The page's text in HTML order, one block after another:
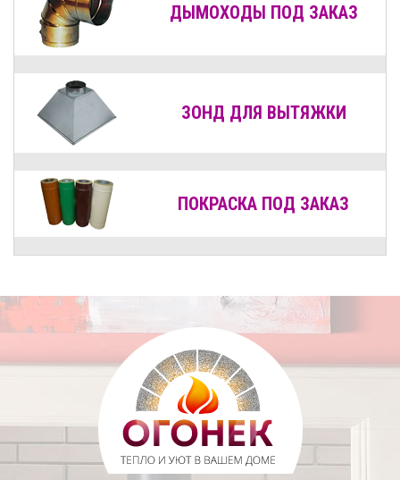
ДЫМОХОДЫ ПОД ЗАКАЗ
ЗОНД ДЛЯ ВЫТЯЖКИ
ПОКРАСКА ПОД ЗАКАЗ